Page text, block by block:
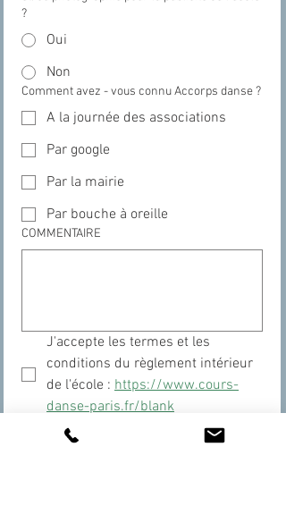
?
Oui
Non
Comment avez - vous connu Accorps danse ?
A la journée des associations
Par google
Par la mairie
Par bouche à oreille
COMMENTAIRE
J'accepte les termes et les
conditions du règlement intérieur
de l'école : https://www.cours-
danse-paris.fr/blank
Signature